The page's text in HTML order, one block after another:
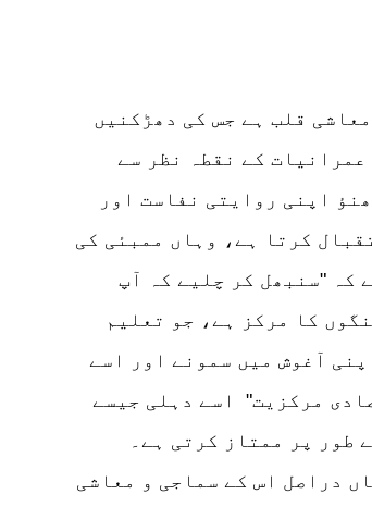
قلب ہے جس کی دھڑکنیں
کے نقطہ نظر سے
اپنی روایتی نفاست اور
کرتا ہے، وہاں ممبئی کی
کہ "سنبھل کر چلیے کہ آپ
کا مرکز ہے، جو تعلیم
آغوش میں سمونے اور اسے
مرکزیت" اسے دہلی جیسے
طور پر ممتاز کرتی ہے۔
دراصل اس کے سماجی و معاشی